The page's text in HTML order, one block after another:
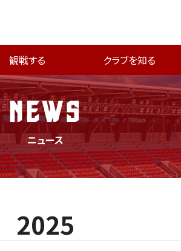
観戦する クラブを知る
NEWS
ニュース
2025